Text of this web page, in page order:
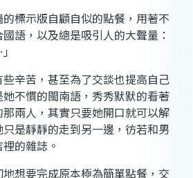
標示版自顧自似的點餐，用著不
語，以及總是吸引人的大聲量：
」
辛苦，甚至為了交談也提高自己
不慣的閩南語，秀秀默默的看著
兩人，其實只要她開口就可以解
是靜靜的走到另一邊，彷若和男
的雜誌。
想要完成原本極為簡單點餐，交